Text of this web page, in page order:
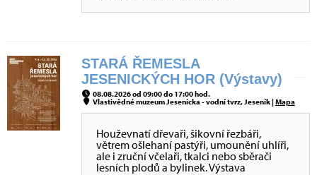
STARÁ ŘEMESLA
JESENICKÝCH HOR (Výstavy)
08.08.2026 od 09:00 do 17:00 hod.
Vlastivědné muzeum Jesenicka - vodní tvrz, Jeseník |Mapa
Houževnatí dřevaři, šikovní řezbáři,
větrem ošlehaní pastýři, umounění uhlíři,
ale i zruční včelaři, tkalci nebo sběrači
lesních plodů a bylinek. Výstava